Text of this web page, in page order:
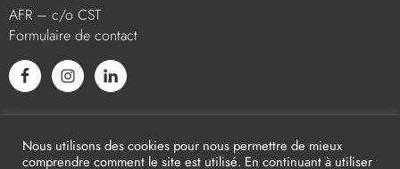
AFR – c/o CST
Formulaire de contact
Nous utilisons des cookies pour nous permettre de mieux
comprendre comment le site est utilisé. En continuant à utiliser